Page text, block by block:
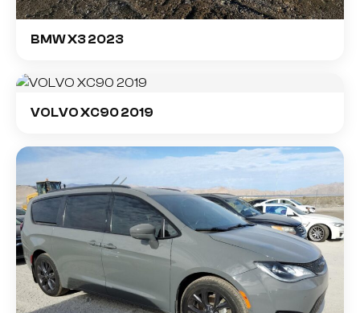
BMW X3 2023
VOLVO XC90 2019